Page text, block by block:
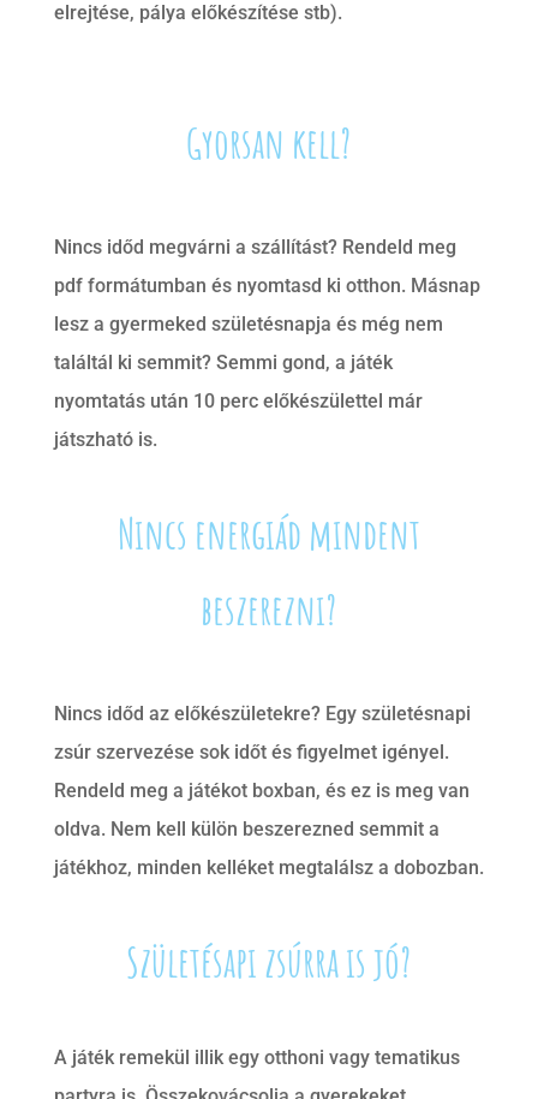
elrejtése, pálya előkészítése stb).
Gyorsan kell?
Nincs időd megvárni a szállítást? Rendeld meg
pdf formátumban és nyomtasd ki otthon. Másnap
lesz a gyermeked születésnapja és még nem
találtál ki semmit? Semmi gond, a játék
nyomtatás után 10 perc előkészülettel már
játszható is.
Nincs energiád mindent
beszerezni?
Nincs időd az előkészületekre? Egy születésnapi
zsúr szervezése sok időt és figyelmet igényel.
Rendeld meg a játékot boxban, és ez is meg van
oldva. Nem kell külön beszerezned semmit a
játékhoz, minden kelléket megtalálsz a dobozban.
Születésapi zsúrra is jó?
A játék remekül illik egy otthoni vagy tematikus